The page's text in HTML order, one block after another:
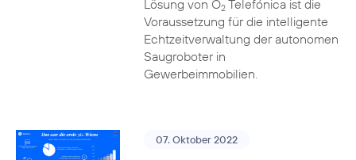
Lösung von O2Telefónica ist die
Voraussetzung für die intelligente
Echtzeitverwaltung der autonomen
Saugroboter in
Gewerbeimmobilien.
07. Oktober 2022